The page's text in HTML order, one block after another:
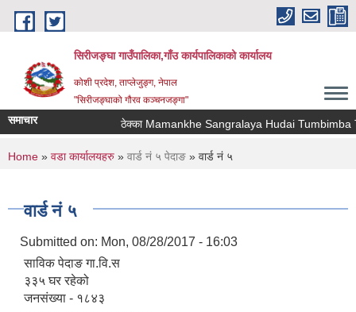
Skip to main content
सिरीजङ्घा गाउँपालिका,गाँउ कार्यपालिकाको कार्यालय
कोशी प्रदेश, ताप्लेजुङ्ग, नेपाल
"सिरीजङ्घाको गौरव कञ्चनजङ्गा"
समाचार ठेक्का Mamankhe Sangralaya Hudai Tumbimba
You are here
Home » वडा कार्यालयहरु » वार्ड नं ५ पेदाङ » वार्ड नं ५
वार्ड नं ५
Submitted on: Mon, 08/28/2017 - 16:03
साविक पेदाङ गा.वि.स
३३५ घर रहेको
जनसंख्या - १८४३